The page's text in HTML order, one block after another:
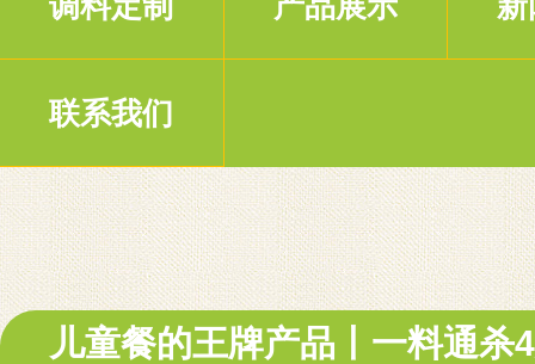
联系我们
儿童餐的王牌产品丨一料通杀